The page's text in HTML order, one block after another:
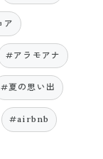
ア
#アラモアナ
#夏の思い出
#airbnb